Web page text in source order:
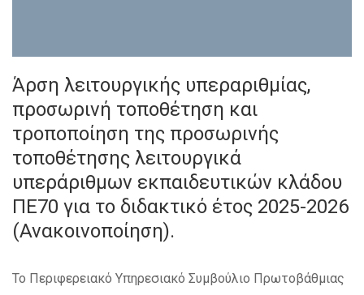
Άρση λειτουργικής υπεραριθμίας,
προσωρινή τοποθέτηση και
τροποποίηση της προσωρινής
τοποθέτησης λειτουργικά
υπεράριθμων εκπαιδευτικών κλάδου
ΠΕ70 για το διδακτικό έτος 2025-2026
(Ανακοινοποίηση).
Το Περιφερειακό Υπηρεσιακό Συμβούλιο Πρωτοβάθμιας